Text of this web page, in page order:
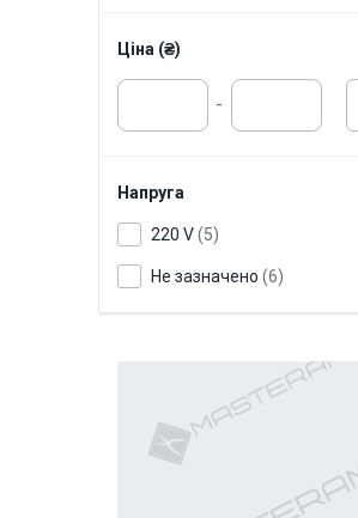
Ціна (₴)
-
Напруга
220 V(5)
Не зазначено (6)